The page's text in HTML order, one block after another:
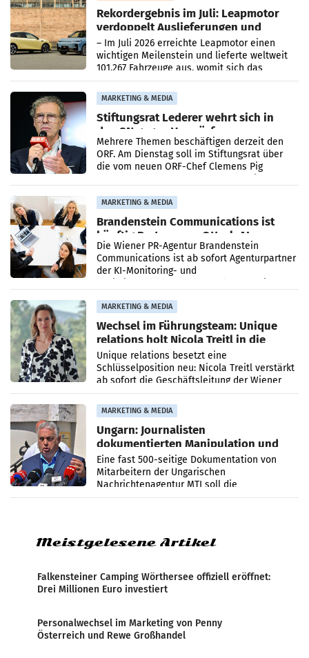
Rekordergebnis im Juli: Leapmotor
verdoppelt Auslieferungen und
überschreitet die 100.000er-Marke
– Im Juli 2026 erreichte Leapmotor einen
wichtigen Meilenstein und lieferte weltweit
101.267 Fahrzeuge aus, womit sich das
Ergebnis gegenüber Juli 2025 mehr als
verdoppelte (+102
MARKETING & MEDIA
Stiftungsrat Lederer wehrt sich in
den SN gegen Vorwürfe
Mehrere Themen beschäftigen derzeit den
ORF. Am Dienstag soll im Stiftungsrat über
die vom neuen ORF-Chef Clemens Pig
MARKETING & MEDIA
Brandenstein Communications ist
künftig Partner von OtterlyAI
Die Wiener PR-Agentur Brandenstein
Communications ist ab sofort Agenturpartner
der KI-Monitoring- und
MARKETING & MEDIA
Wechsel im Führungsteam: Unique
relations holt Nicola Treitl in die
Geschäftsleitung
Unique relations besetzt eine
Schlüsselposition neu: Nicola Treitl verstärkt
ab sofort die Geschäftsleitung der Wiener
PR-Agentur an der Seite von Josef Kalina und
Anna Kalina-Mahr.
MARKETING & MEDIA
Ungarn: Journalisten
dokumentierten Manipulation und
Zensur
Eine fast 500-seitige Dokumentation von
Mitarbeitern der Ungarischen
Nachrichtenagentur MTI soll die
systematische Nachrichten-Manipulation und
Meistgelesene Artikel
Falkensteiner Camping Wörthersee offiziell eröffnet:
Drei Millionen Euro investiert
Personalwechsel im Marketing von Penny
Österreich und Rewe Großhandel